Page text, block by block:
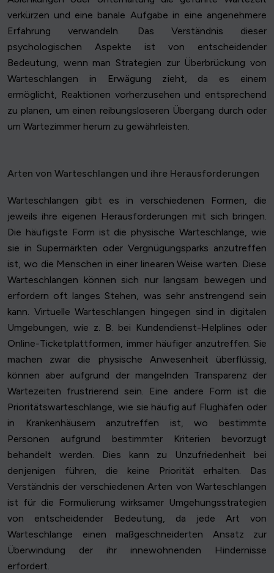
verkürzen und eine banale Aufgabe in eine angenehmere
Erfahrung verwandeln. Das Verständnis dieser
psychologischen Aspekte ist von entscheidender
Bedeutung, wenn man Strategien zur Überbrückung von
Warteschlangen in Erwägung zieht, da es einem
ermöglicht, Reaktionen vorherzusehen und entsprechend
zu planen, um einen reibungsloseren Übergang durch oder
um Wartezimmer herum zu gewährleisten.
Arten von Warteschlangen und ihre Herausforderungen
Warteschlangen gibt es in verschiedenen Formen, die
jeweils ihre eigenen Herausforderungen mit sich bringen.
Die häufigste Form ist die physische Warteschlange, wie
sie in Supermärkten oder Vergnügungsparks anzutreffen
ist, wo die Menschen in einer linearen Weise warten. Diese
Warteschlangen können sich nur langsam bewegen und
erfordern oft langes Stehen, was sehr anstrengend sein
kann. Virtuelle Warteschlangen hingegen sind in digitalen
Umgebungen, wie z. B. bei Kundendienst-Helplines oder
Online-Ticketplattformen, immer häufiger anzutreffen. Sie
machen zwar die physische Anwesenheit überflüssig,
können aber aufgrund der mangelnden Transparenz der
Wartezeiten frustrierend sein. Eine andere Form ist die
Prioritätswarteschlange, wie sie häufig auf Flughäfen oder
in Krankenhäusern anzutreffen ist, wo bestimmte
Personen aufgrund bestimmter Kriterien bevorzugt
behandelt werden. Dies kann zu Unzufriedenheit bei
denjenigen führen, die keine Priorität erhalten. Das
Verständnis der verschiedenen Arten von Warteschlangen
ist für die Formulierung wirksamer Umgehungsstrategien
von entscheidender Bedeutung, da jede Art von
Warteschlange einen maßgeschneiderten Ansatz zur
Überwindung der ihr innewohnenden Hindernisse
erfordert.